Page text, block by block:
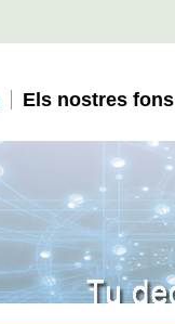
Els nostres fons